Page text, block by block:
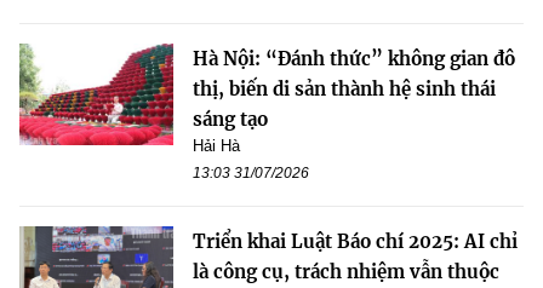
Hà Nội: “Đánh thức” không gian đô
thị, biến di sản thành hệ sinh thái
sáng tạo
Hải Hà
13:03 31/07/2026
Triển khai Luật Báo chí 2025: AI chỉ
là công cụ, trách nhiệm vẫn thuộc